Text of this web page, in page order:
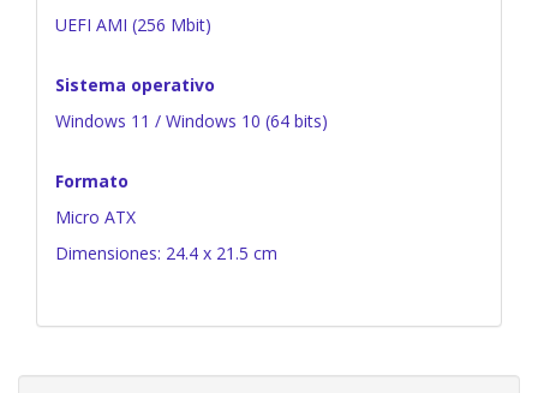
UEFI AMI (256 Mbit)
Sistema operativo
Windows 11 / Windows 10 (64 bits)
Formato
Micro ATX
Dimensiones: 24.4 x 21.5 cm